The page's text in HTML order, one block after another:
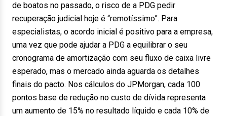
de boatos no passado, o risco de a PDG pedir
recuperação judicial hoje é “remotíssimo”. Para
especialistas, o acordo inicial é positivo para a empresa,
uma vez que pode ajudar a PDG a equilibrar o seu
cronograma de amortização com seu fluxo de caixa livre
esperado, mas o mercado ainda aguarda os detalhes
finais do pacto. Nos cálculos do JPMorgan, cada 100
pontos base de redução no custo de dívida representa
um aumento de 15% no resultado líquido e cada 10% de